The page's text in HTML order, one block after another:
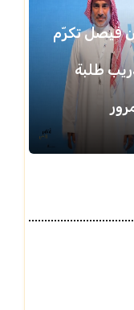
فيصل تكرّم
طلبة